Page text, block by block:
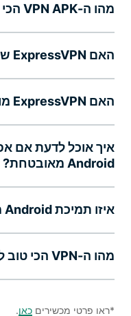
מהו ה-VPN APK הכי טוב?
האם ExpressVPN שומר יומנים?
האם ExpressVPN מוצע לניסיון בחינם?
Android מאובטחת?
איזו תמיכת Android מציע ExpressVPN?
מהו ה-VPN הכי טוב לגיימינג על Android?
*ראו פרטי מכשירים כאן.